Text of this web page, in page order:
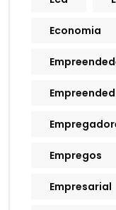
Economia
Empregos
Empresarial